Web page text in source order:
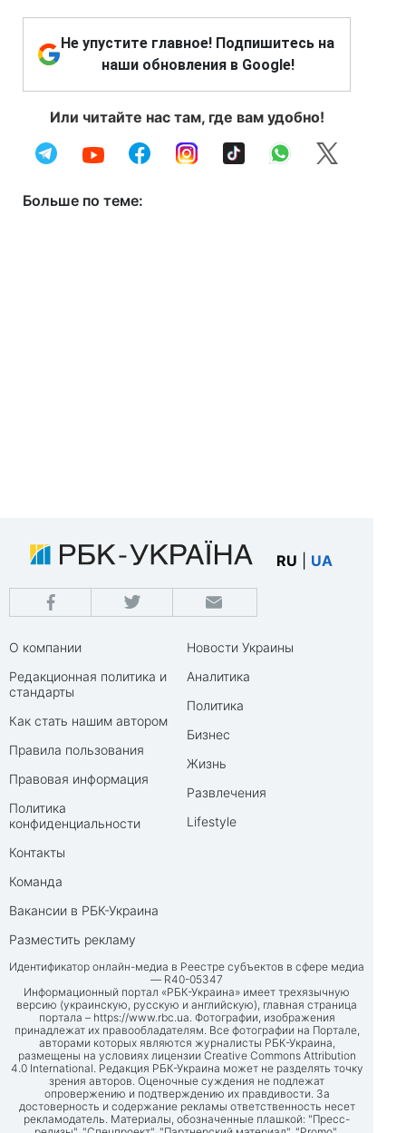
Не упустите главное! Подпишитесь на
наши обновления в Google!
Или читайте нас там, где вам удобно!
Больше по теме:
RU UA
О компании
Редакционная политика и
стандарты
Как стать нашим автором
Правила пользования
Правовая информация
Политика
конфиденциальности
Контакты
Команда
Вакансии в РБК-Украина
Разместить рекламу
Новости Украины
Аналитика
Политика
Бизнес
Жизнь
Развлечения
Lifestyle
Идентификатор онлайн-медиа в Реестре субъектов в сфере медиа
— R40-05347
Информационный портал «РБК-Украина» имеет трехязычную
версию (украинскую, русскую и английскую), главная страница
портала – https://www.rbc.ua. Фотографии, изображения
принадлежат их правообладателям. Все фотографии на Портале,
авторами которых являются журналисты РБК-Украина,
размещены на условиях лицензии Creative Commons Attribution
4.0 International. Редакция РБК-Украина может не разделять точку
зрения авторов. Оценочные суждения не подлежат
опровержению и подтверждению их правдивости. За
достоверность и содержание рекламы ответственность несет
рекламодатель. Материалы, обозначенные плашкой: "Пресс-